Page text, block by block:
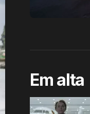
Em alta